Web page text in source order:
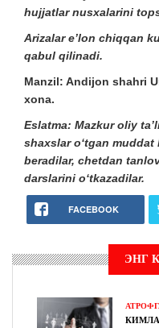
hujjatlar nusxalarini
Arizalar e’lon chiqqan
qabul qilinadi.
Manzil: Andijon shahri
xona.
Eslatma: Mazkur oliy
shaxslar o‘tgan
beradilar, chetdan
darslarini o‘tkazadilar.
FACEBOOK
ЭНГ